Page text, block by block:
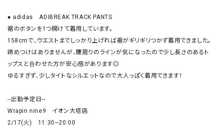
● adidas　ADIBREAK TRACK PANTS
裾のボタンを1つ開けて着用しています。
158cmで、ウエストまでしっかり上げれば裾がギリギリつかず着用できました。
締めつけはありませんが、腰周りのラインが気になったので少し長さのあるト
ップスと合わせた方が安心感があります◎
ゆるすぎず、少しタイトなシルエットなので大人っぽく着用できます！
--出勤予定日--
Wrapin nine9　イオン大塔店
2/17(火)　11:30~20:00